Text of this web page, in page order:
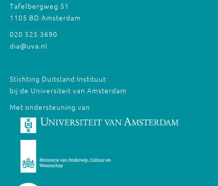
Tafelbergweg 51
1105 BD Amsterdam
020 525 3690
dia@uva.nl
Stichting Duitsland Instituut
bij de Universiteit van Amsterdam
Met ondersteuning van